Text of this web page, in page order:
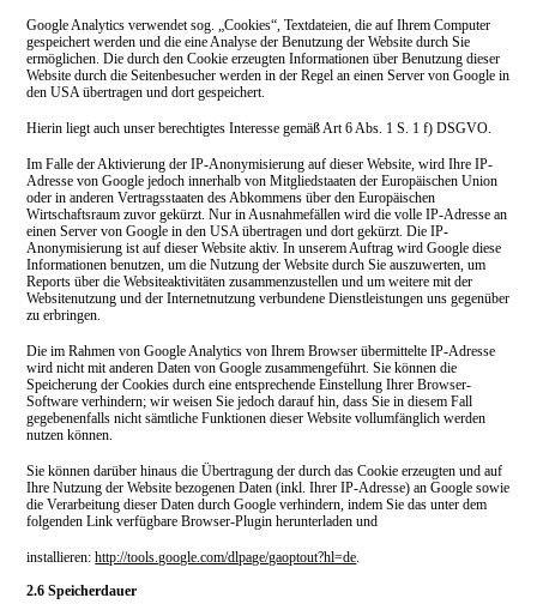
Google Analytics verwendet sog. „Cookies“, Textdateien, die auf Ihrem Computer
gespeichert werden und die eine Analyse der Benutzung der Website durch Sie
ermöglichen. Die durch den Cookie erzeugten Informationen über Benutzung dieser
Website durch die Seitenbesucher werden in der Regel an einen Server von Google in
den USA übertragen und dort gespeichert.
Hierin liegt auch unser berechtigtes Interesse gemäß Art 6 Abs. 1 S. 1 f) DSGVO.
Im Falle der Aktivierung der IP-Anonymisierung auf dieser Website, wird Ihre IP-
Adresse von Google jedoch innerhalb von Mitgliedstaaten der Europäischen Union
oder in anderen Vertragsstaaten des Abkommens über den Europäischen
Wirtschaftsraum zuvor gekürzt. Nur in Ausnahmefällen wird die volle IP-Adresse an
einen Server von Google in den USA übertragen und dort gekürzt. Die IP-
Anonymisierung ist auf dieser Website aktiv. In unserem Auftrag wird Google diese
Informationen benutzen, um die Nutzung der Website durch Sie auszuwerten, um
Reports über die Websiteaktivitäten zusammenzustellen und um weitere mit der
Websitenutzung und der Internetnutzung verbundene Dienstleistungen uns gegenüber
zu erbringen.
Die im Rahmen von Google Analytics von Ihrem Browser übermittelte IP-Adresse
wird nicht mit anderen Daten von Google zusammengeführt. Sie können die
Speicherung der Cookies durch eine entsprechende Einstellung Ihrer Browser-
Software verhindern; wir weisen Sie jedoch darauf hin, dass Sie in diesem Fall
gegebenenfalls nicht sämtliche Funktionen dieser Website vollumfänglich werden
nutzen können.
Sie können darüber hinaus die Übertragung der durch das Cookie erzeugten und auf
Ihre Nutzung der Website bezogenen Daten (inkl. Ihrer IP-Adresse) an Google sowie
die Verarbeitung dieser Daten durch Google verhindern, indem Sie das unter dem
folgenden Link verfügbare Browser-Plugin herunterladen und
installieren:http://tools.google.com/dlpage/gaoptout?hl=de.
2.6 Speicherdauer